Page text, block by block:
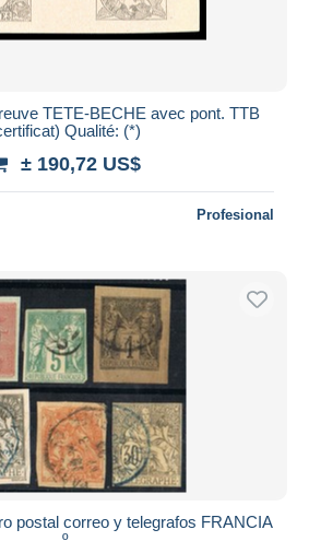
TETE-BECHE avec pont. TTB
Qualité: (*)
± 190,72 US$
Profesional
postal correo y telegrafos FRANCIA
º